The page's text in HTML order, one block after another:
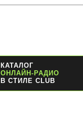
КАТАЛОГ
ОНЛАЙН-РАДИО
В СТИЛЕ CLUB